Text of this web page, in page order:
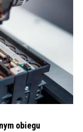
obiegu